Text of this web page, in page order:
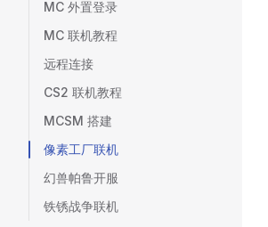
MC 外置登录
MC 联机教程
远程连接
CS2 联机教程
MCSM 搭建
像素工厂联机
幻兽帕鲁开服
铁锈战争联机